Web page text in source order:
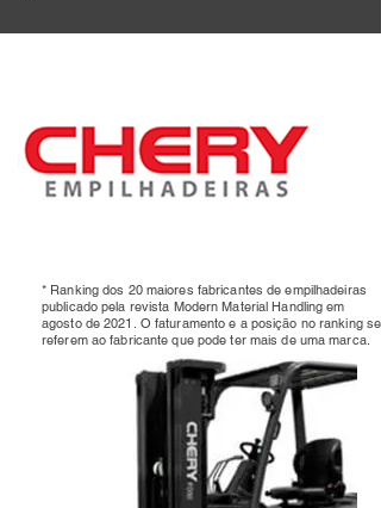
* Ranking dos 20 maiores fabricantes de empilhadeiras
publicado pela revista Modern Material Handling em
agosto de 2021. O faturamento e a posição no ranking se
referem ao fabricante que pode ter mais de uma marca.